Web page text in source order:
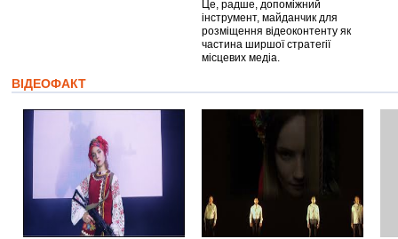
Це, радше, допоміжний
інструмент, майданчик для
розміщення відеоконтенту як
частина ширшої стратегії
місцевих медіа.
ВІДЕОФАКТ